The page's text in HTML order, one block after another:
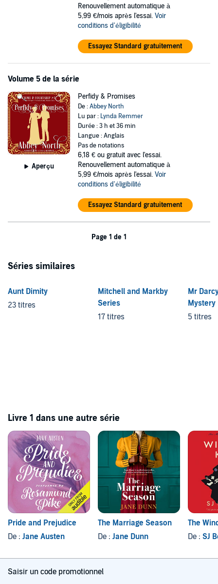
Renouvellement automatique à
5,99 €/mois après l'essai. Voir
conditions d'éligibilité
Essayez Standard gratuitement
Volume 5 de la série
Aperçu
Perfidy & Promises
De :Abbey North
Lu par : Lynda Remmer
Durée : 3 h et 36 min
Langue : Anglais
Pas de notations
6,18 € ou gratuit avec l'essai.
Renouvellement automatique à
5,99 €/mois après l'essai. Voir
conditions d'éligibilité
Essayez Standard gratuitement
Page 1 de 1
Séries similaires
Aunt Dimity
23 titres
Mitchell and Markby
Series
17 titres
Mr
Mystery
5 titres
Livre 1 dans une autre série
Pride and Prejudice
De : Jane Austen
The Marriage Season
De : Jane Dunn
The
De : SJ
Saisir un code promotionnel